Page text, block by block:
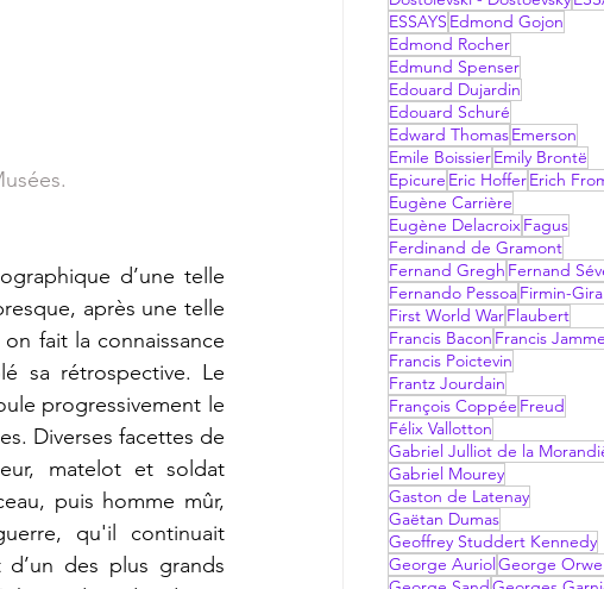
après une telle
fait la connaissance
sa rétrospective. Le
progressivement le
Diverses facettes de
matelot et soldat
puis homme mûr,
qu'il continuait
d’un des plus grands
ESSAYS Edmond Gojon
Edmond Rocher
Edmund Spenser
Edouard Dujardin
Edouard Schuré
Edward ThomasEmerson
Emile BoissierEmily Brontë
Epicure Eric HofferErich
Eugène Carrière
Eugène DelacroixFagus
Ferdinand de Gramont
Fernand Gregh Fernand
Fernando PessoaFirmin-
First World WarFlaubert
Francis Bacon Francis
Francis Poictevin
Frantz Jourdain
François Coppée Freud
Félix Vallotton
Gabriel Julliot de la
Gabriel Mourey
Gaston de Latenay
Gaëtan Dumas
Geoffrey Studdert Kennedy
George Auriol George